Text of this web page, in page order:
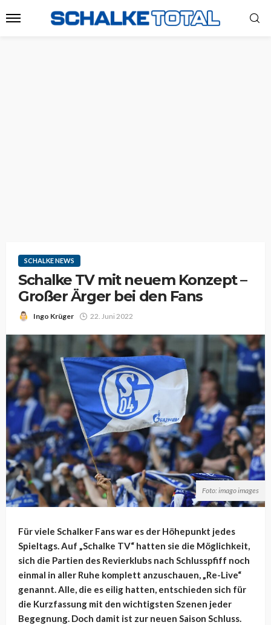
SCHALKE NEWS
Schalke TV mit neuem Konzept –
Großer Ärger bei den Fans
Ingo Krüger 22. Juni 2022
Foto: imago images
Für viele Schalker Fans war es der Höhepunkt jedes
Spieltags. Auf „Schalke TV“ hatten sie die Möglichkeit,
sich die Partien des Revierklubs nach Schlusspfiff noch
einmal in aller Ruhe komplett anzuschauen, „Re-Live“
genannt. Alle, die es eilig hatten, entschieden sich für
die Kurzfassung mit den wichtigsten Szenen jeder
Begegnung. Doch damit ist zur neuen Saison Schluss.